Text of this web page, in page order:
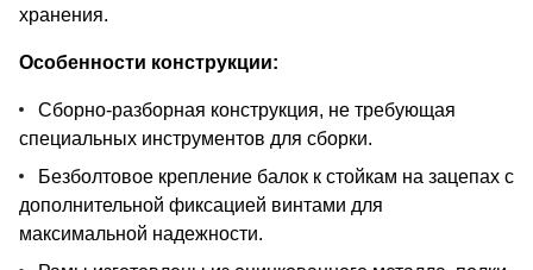
хранения.
Особенности конструкции:
Сборно-разборная конструкция, не требующая
специальных инструментов для сборки.
Безболтовое крепление балок к стойкам на зацепах с
дополнительной фиксацией винтами для
максимальной надежности.